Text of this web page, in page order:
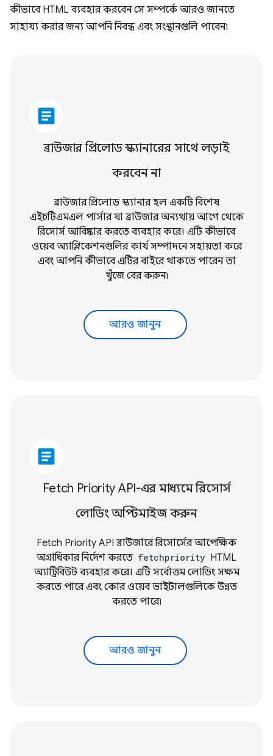
কীভাবে HTML ব্যবহার করবেন সে সম্পর্কে আরও জানতে
সাহায্য করার জন্য আপনি নিবন্ধ এবং সংস্থানগুলি পাবেন৷
article
ব্রাউজার প্রিলোড স্ক্যানারের সাথে লড়াই
করবেন না
ব্রাউজার প্রিলোড স্ক্যানার হল একটি বিশেষ
এইচটিএমএল পার্সার যা ব্রাউজার অন্যথায় আগে থেকে
রিসোর্স আবিষ্কার করতে ব্যবহার করে। এটি কীভাবে
ওয়েব অ্যাপ্লিকেশনগুলির কার্য সম্পাদনে সহায়তা করে
এবং আপনি কীভাবে এটির বাইরে থাকতে পারেন তা
খুঁজে বের করুন৷
আরও জানুন
article
Fetch Priority API-এর মাধ্যমে রিসোর্স
লোডিং অপ্টিমাইজ করুন
Fetch Priority API ব্রাউজারে রিসোর্সের আপেক্ষিক
অগ্রাধিকার নির্দেশ করতে fetchpriority HTML
অ্যাট্রিবিউট ব্যবহার করে। এটি সর্বোত্তম লোডিং সক্ষম
করতে পারে এবং কোর ওয়েব ভাইটালগুলিকেউন্নত
করতে পারে৷
আরও জানুন